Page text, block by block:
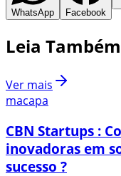
WhatsApp Facebook
Leia Também
Ver mais
macapa
CBN Startups :
inovadoras em
sucesso ?